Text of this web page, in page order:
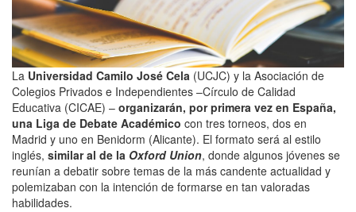
La Universidad Camilo José Cela (UCJC) y la Asociación de
Colegios Privados e Independientes –Círculo de Calidad
Educativa (CICAE) – organizarán, por primera vez en España,
una Liga de Debate Académico con tres torneos, dos en
Madrid y uno en Benidorm (Alicante). El formato será al estilo
inglés, similar al de la Oxford Union, donde algunos jóvenes se
reunían a debatir sobre temas de la más candente actualidad y
polemizaban con la intención de formarse en tan valoradas
habilidades.